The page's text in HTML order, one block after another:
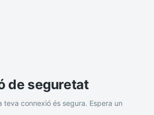
de seguretat
teva connexió és segura. Espera un